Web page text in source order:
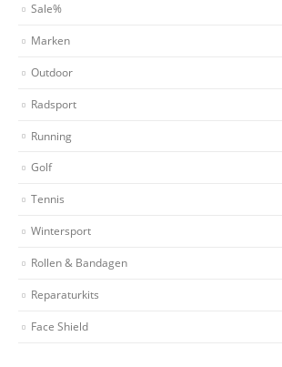
Sale%
Marken
Outdoor
Radsport
Running
Golf
Tennis
Wintersport
Rollen & Bandagen
Reparaturkits
Face Shield